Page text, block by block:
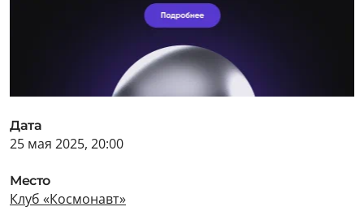
Дата
25 мая 2025, 20:00
Место
Клуб «Космонавт»